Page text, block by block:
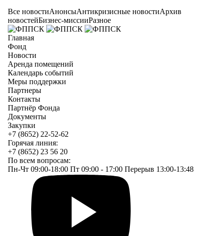
Все новостиАнонсыАнтикризисные новостиАрхив
новостейБизнес-миссииРазное
Главная
Фонд
Новости
Аренда помещений
Календарь событий
Меры поддержки
Партнеры
Контакты
Партнёр Фонда
Документы
Закупки
+7 (8652) 22-52-62
Горячая линия:
+7 (8652) 23 56 20
По всем вопросам:
Пн-Чт 09:00-18:00 Пт 09:00 - 17:00 Перерыв 13:00-13:48